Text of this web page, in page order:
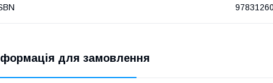
для замовлення